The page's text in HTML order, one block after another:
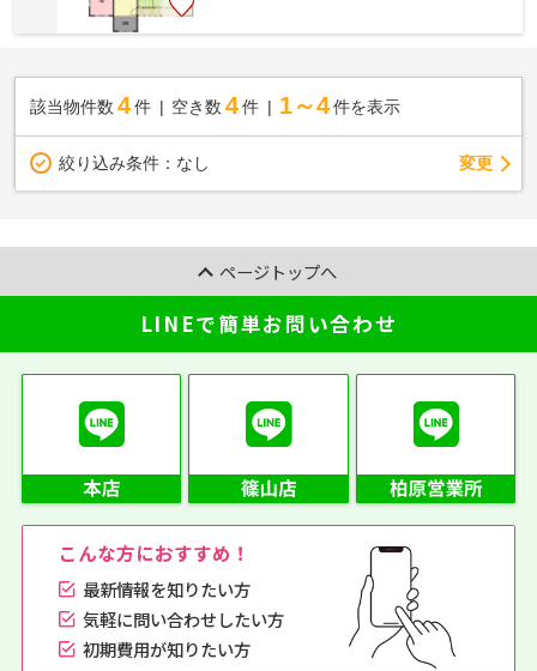
該当物件数 4件 空き数 4 件 1～4 件を表示
絞り込み条件： なし 変更
ページトップへ
LINEで簡単お問い合わせ
こんな方におすすめ！
最新情報を知りたい方
気軽に問い合わせしたい方
初期費用が知りたい方